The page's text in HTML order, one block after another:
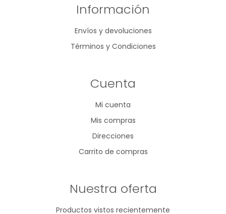
Información
Envíos y devoluciones
Términos y Condiciones
Cuenta
Mi cuenta
Mis compras
Direcciones
Carrito de compras
Nuestra oferta
Productos vistos recientemente